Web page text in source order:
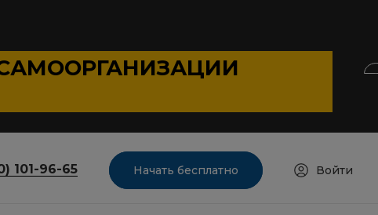
101-96-65 Начать бесплатно Войти